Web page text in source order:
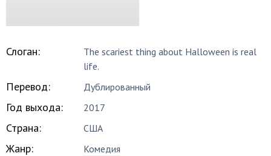
Слоган:
The scariest thing about Halloween is real
life.
Перевод: Дублированный
Год выхода: 2017
Страна: США
Жанр: Комедия